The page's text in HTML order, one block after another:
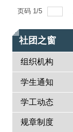
社团之窗
组织机构
学生通知
学工动态
规章制度
页码 1/5